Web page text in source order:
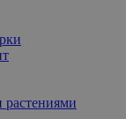
растениями